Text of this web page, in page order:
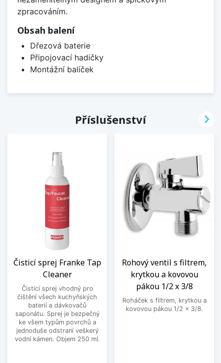
zpracováním.
Obsah balení
Dřezová baterie
Připojovací hadičky
Montážní balíček
Příslušenství
Čisticí sprej Franke Tap
Cleaner
Čistící sprej vhodný pro
čištění všech kuchyňských
baterií a dávkovačů
saponátu. Sprej je bezpečný
ke všem typům povrchů a
jednoduše odstraní veškerý
vodní kámen. Objem 250 ml.
Rohový ventil s filtrem,
krytkou a kovovou
pákou 1/2 x 3/8
Roháček s filtrem, krytkou a
kovovou pákou 1/2 x 3/8.
